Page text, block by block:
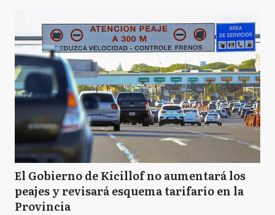
El Gobierno de Kicillof no aumentará los
peajes y revisará esquema tarifario en la
Provincia